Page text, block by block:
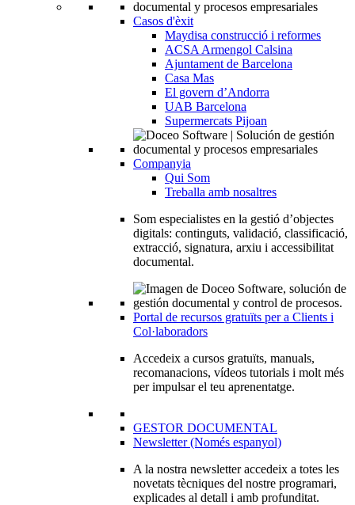
Casos d'èxit
Maydisa construcció i reformes
ACSA Armengol Calsina
Ajuntament de Barcelona
Casa Mas
El govern d’Andorra
UAB Barcelona
Supermercats Pijoan
Companyia
Qui Som
Treballa amb nosaltres
Som especialistes en la gestió d’objectes
digitals: continguts, validació, classificació,
extracció, signatura, arxiu i accessibilitat
documental.
Portal de recursos gratuïts per a Clients i
Col·laboradors
Accedeix a cursos gratuïts, manuals,
recomanacions, vídeos tutorials i molt més
per impulsar el teu aprenentatge.
GESTOR DOCUMENTAL
Newsletter (Només espanyol)
A la nostra newsletter accedeix a totes les
novetats tècniques del nostre programari,
explicades al detall i amb profunditat.